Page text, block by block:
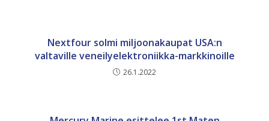
Nextfour solmi miljoonakaupat USA:n
valtaville veneilyelektroniikka-markkinoille
26.1.2022